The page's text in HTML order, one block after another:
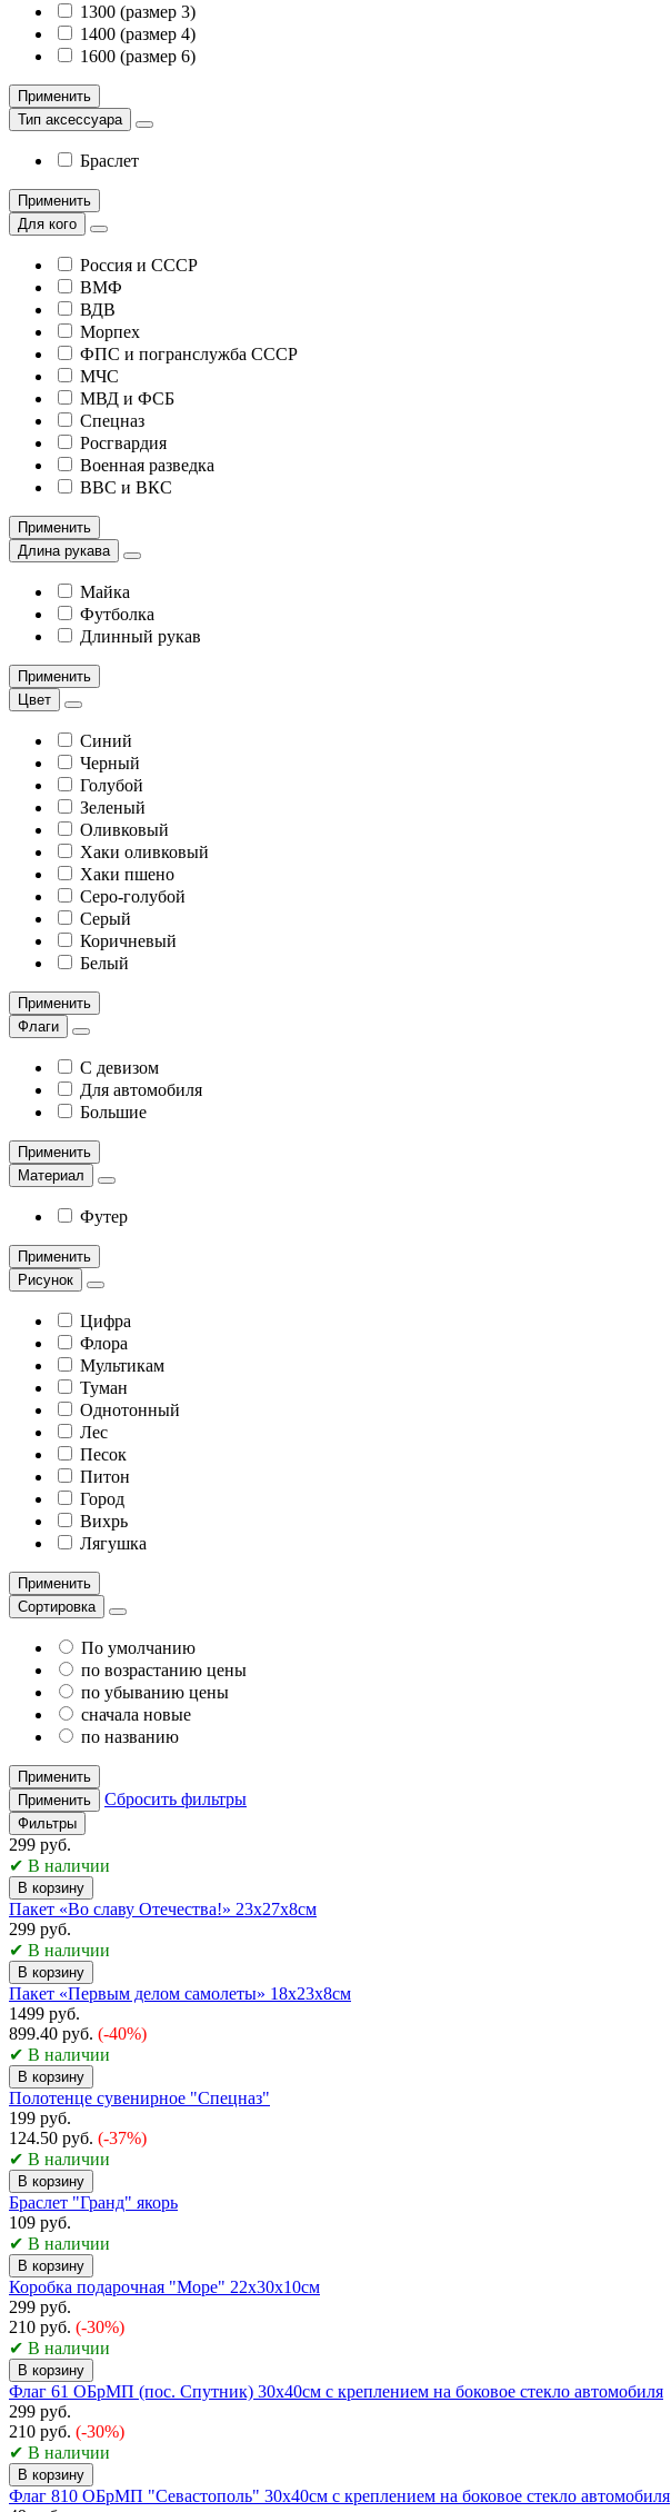
1300 (размер 3)
1400 (размер 4)
1600 (размер 6)
Применить
Тип аксессуара
Браслет
Применить
Для кого
Россия и СССР
ВМФ
ВДВ
Морпех
ФПС и погранслужба СССР
МЧС
МВД и ФСБ
Спецназ
Росгвардия
Военная разведка
ВВС и ВКС
Применить
Длина рукава
Майка
Футболка
Длинный рукав
Применить
Цвет
Синий
Черный
Голубой
Зеленый
Оливковый
Хаки оливковый
Хаки пшено
Серо-голубой
Серый
Коричневый
Белый
Применить
Флаги
С девизом
Для автомобиля
Большие
Применить
Материал
Футер
Применить
Рисунок
Цифра
Флора
Мультикам
Туман
Однотонный
Лес
Песок
Питон
Город
Вихрь
Лягушка
Применить
Сортировка
По умолчанию
по возрастанию цены
по убыванию цены
сначала новые
по названию
Применить
Применить
Сбросить фильтры
Фильтры
299 руб.
✔ В наличии
В корзину
Пакет «Во славу Отечества!» 23х27х8см
299 руб.
✔ В наличии
В корзину
Пакет «Первым делом самолеты» 18х23х8см
1499 руб.
899.40 руб. (-40%)
✔ В наличии
В корзину
Полотенце сувенирное "Спецназ"
199 руб.
124.50 руб. (-37%)
✔ В наличии
В корзину
Браслет "Гранд" якорь
109 руб.
✔ В наличии
В корзину
Коробка подарочная "Море" 22х30х10см
299 руб.
210 руб. (-30%)
✔ В наличии
В корзину
Флаг 61 ОБрМП (пос. Спутник) 30х40см с креплением на боковое стекло автомобиля
299 руб.
210 руб. (-30%)
✔ В наличии
В корзину
Флаг 810 ОБрМП "Севастополь" 30х40см с креплением на боковое стекло автомобиля